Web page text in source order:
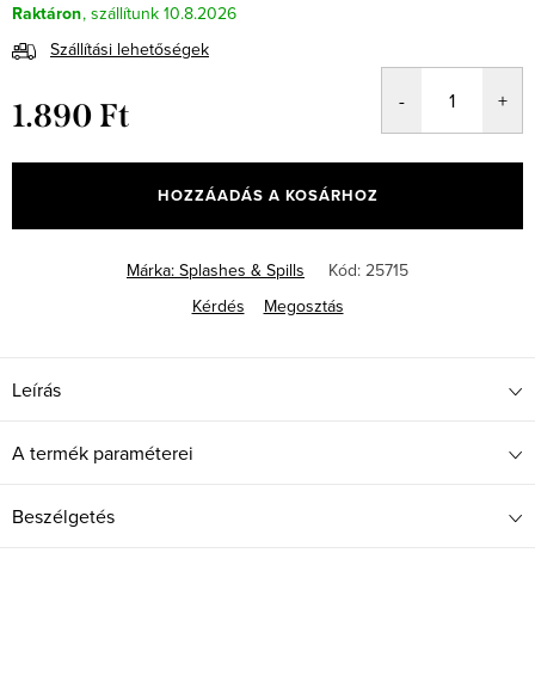
Raktáron
10.8.2026
Szállítási lehetőségek
1.890 Ft
HOZZÁADÁS A KOSÁRHOZ
Márka: Splashes & Spills Kód: 25715
Kérdés
Megosztás
Leírás
A termék paraméterei
Beszélgetés